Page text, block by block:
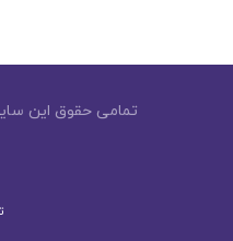
تمامی حقوق این